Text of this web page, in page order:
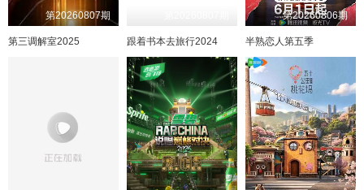
230 233
235 236 237
239 240 241
242 243 244 245
246 247 248 249
251 252 253
121 124
126 127 128
130 131 132
133 134 135 136
137 138 139 140
142 143 144
81 84
86 87 88
90 91 92
93 94 95 96
97 98 99 100
102 103 104
第20260807期
第三调解室2025 跟着书本去旅行2024
第20260806期
半熟恋人第五季